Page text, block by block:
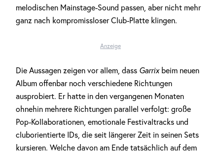
melodischen Mainstage-Sound passen, aber nicht mehr
ganz nach kompromissloser Club-Platte klingen.
Anzeige
Die Aussagen zeigen vor allem, dass Garrix beim neuen
Album offenbar noch verschiedene Richtungen
ausprobiert. Er hatte in den vergangenen Monaten
ohnehin mehrere Richtungen parallel verfolgt: große
Pop-Kollaborationen, emotionale Festivaltracks und
cluborientierte IDs, die seit längerer Zeit in seinen Sets
kursieren. Welche davon am Ende tatsächlich auf dem